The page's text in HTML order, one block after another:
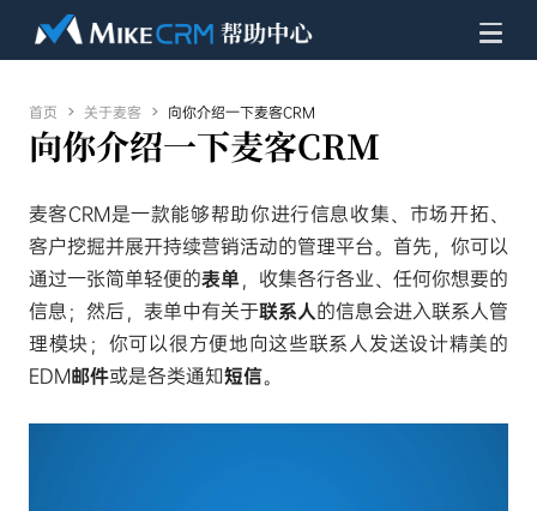
首页  关于麦客  向你介绍一下麦客CRM
向你介绍一下麦客CRM
麦客CRM是一款能够帮助你进行信息收集、市场开拓、
客户挖掘并展开持续营销活动的管理平台。首先，你可以
通过一张简单轻便的表单，收集各行各业、任何你想要的
信息；然后，表单中有关于联系人的信息会进入联系人管
理模块；你可以很方便地向这些联系人发送设计精美的
EDM邮件或是各类通知短信。